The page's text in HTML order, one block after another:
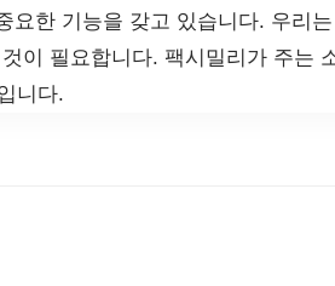
요한 기능을 갖고 있습니다. 우리
이 필요합니다. 팩시밀리가 주는
니다.